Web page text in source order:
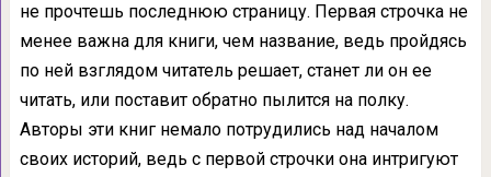
не прочтешь последнюю страницу. Первая строчка не
менее важна для книги, чем название, ведь пройдясь
по ней взглядом читатель решает, станет ли он ее
читать, или поставит обратно пылится на полку.
Авторы эти книг немало потрудились над началом
своих историй, ведь с первой строчки она интригуют